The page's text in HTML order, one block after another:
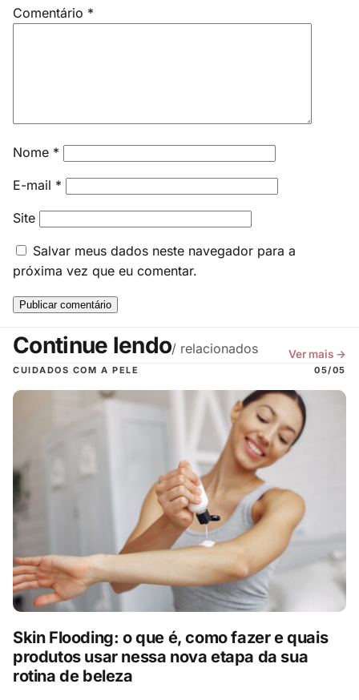
Comentário *
Nome *
E-mail *
Site
Salvar meus dados neste navegador para a
próxima vez que eu comentar.
Continue lendo/ relacionados Ver mais →
CUIDADOS COM A PELE 05/05
Skin Flooding: o que é, como fazer e quais
produtos usar nessa nova etapa da sua
rotina de beleza